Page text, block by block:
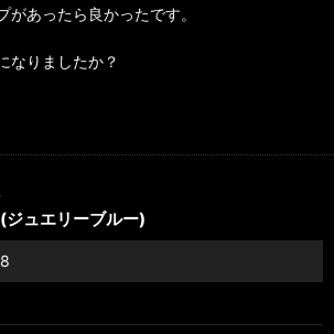
があったら良かったです。
なりましたか？
ュエリーブルー)